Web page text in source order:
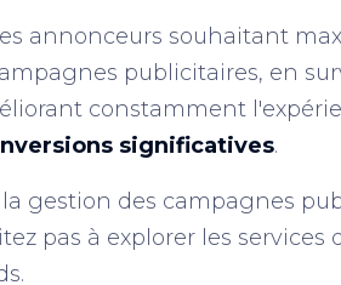
annonceurs souhaitant
publicitaires, en
constamment
significatives.
gestion des campagnes
pas à explorer les services